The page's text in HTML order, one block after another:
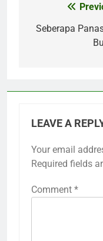
navigation
Seberapa
LEAVE A
Your email
Required fields
Comment *